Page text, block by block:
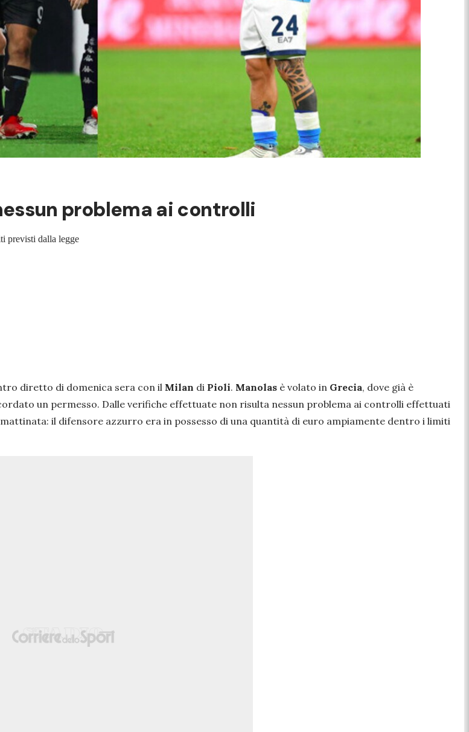
problema ai controlli
previsti dalla legge
diretto di domenica sera con il Milan di Pioli. Manolas è volato in Grecia, dove già è
un permesso. Dalle verifiche effettuate non risulta nessun problema ai controlli effettuati
il difensore azzurro era in possesso di una quantità di euro ampiamente dentro i limiti